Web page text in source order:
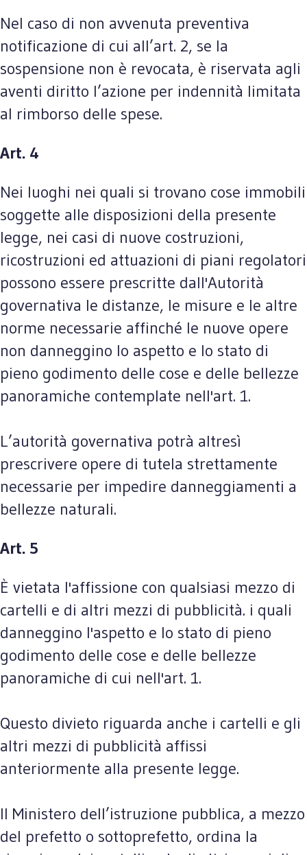
Nel caso di non avvenuta preventiva
notificazione di cui all’art. 2, se la
sospensione non è revocata, è riservata agli
aventi diritto l’azione per indennità limitata
al rimborso delle spese.
Art. 4
Nei luoghi nei quali si trovano cose immobili
soggette alle disposizioni della presente
legge, nei casi di nuove costruzioni,
ricostruzioni ed attuazioni di piani regolatori
possono essere prescritte dall'Autorità
governativa le distanze, le misure e le altre
norme necessarie affinché le nuove opere
non danneggino lo aspetto e lo stato di
pieno godimento delle cose e delle bellezze
panoramiche contemplate nell'art. 1.
L’autorità governativa potrà altresì
prescrivere opere di tutela strettamente
necessarie per impedire danneggiamenti a
bellezze naturali.
Art. 5
È vietata l'affissione con qualsiasi mezzo di
cartelli e di altri mezzi di pubblicità. i quali
danneggino l'aspetto e lo stato di pieno
godimento delle cose e delle bellezze
panoramiche di cui nell'art. 1.
Questo divieto riguarda anche i cartelli e gli
altri mezzi di pubblicità affissi
anteriormente alla presente legge.
Il Ministero dell’istruzione pubblica, a mezzo
del prefetto o sottoprefetto, ordina la